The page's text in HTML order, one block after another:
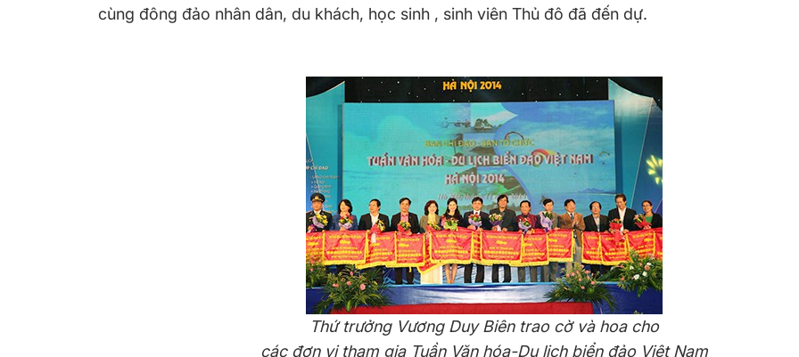
cùng đông đảo nhân dân, du khách, học sinh , sinh viên Thủ đô đã đến dự.
Thứ trưởng Vương Duy Biên trao cờ và hoa cho
các đơn vị tham gia Tuần Văn hóa-Du lịch biển đảo Việt Nam